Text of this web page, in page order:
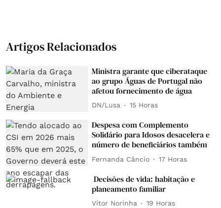
Artigos Relacionados
Ministra garante que ciberataque
ao grupo Águas de Portugal não
afetou fornecimento de água
DN/Lusa 15 Horas
Despesa com Complemento
Solidário para Idosos desacelera e
número de beneficiários também
Fernanda Câncio 17 Horas
Decisões de vida: habitação e
planeamento familiar
Vítor Norinha 19 Horas